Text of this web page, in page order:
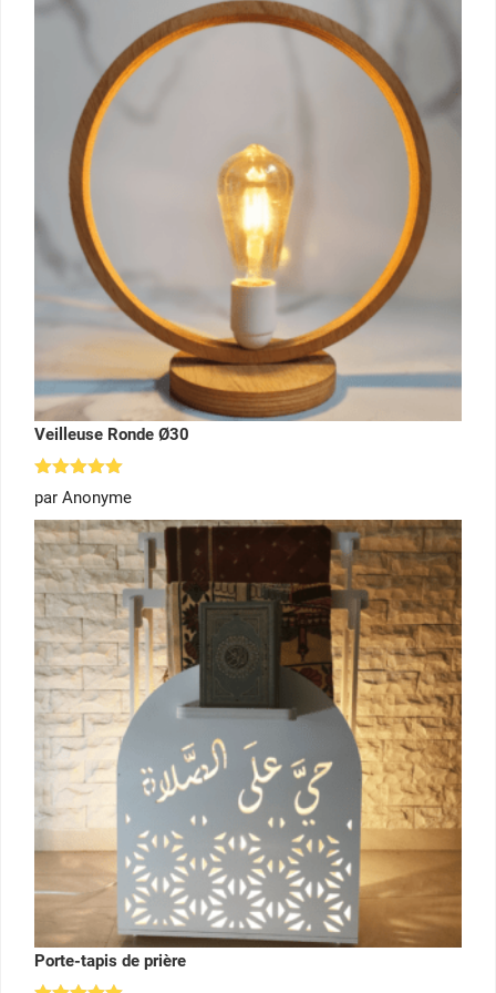
Veilleuse Ronde Ø30
Note
sur 5
par Anonyme
Porte-tapis de prière